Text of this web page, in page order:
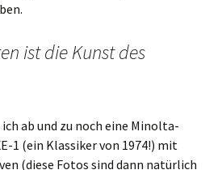
ist die Kunst des
ab und zu noch eine Minolta-
1 (ein Klassiker von 1974!) mit
(diese Fotos sind dann natürlich